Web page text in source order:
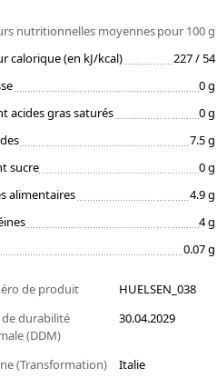
nutritionnelles moyennespour 100 g
calorique (en kJ/kcal)
227 / 54
0 g
acides gras saturés
0 g
7.5 g
sucre
0 g
alimentaires
4.9 g
4 g
0.07 g
de produit
HUELSEN_038
de durabilité
(DDM)
30.04.2029
(Transformation) Italie